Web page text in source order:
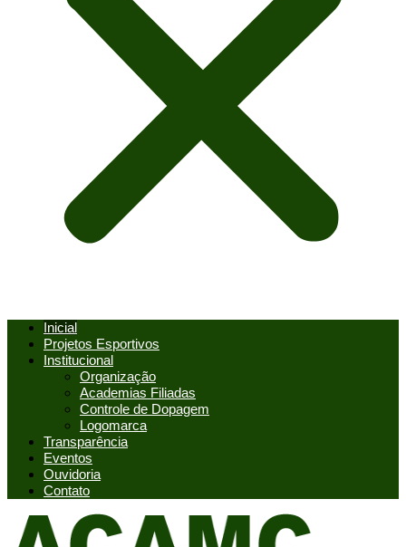
Inicial
Projetos Esportivos
Institucional
Organização
Academias Filiadas
Controle de Dopagem
Logomarca
Transparência
Eventos
Ouvidoria
Contato